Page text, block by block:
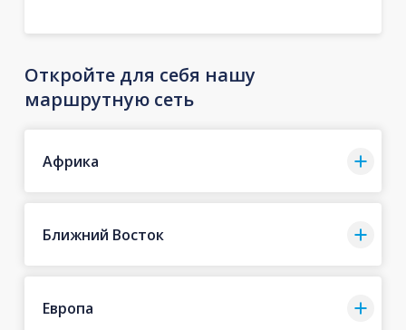
Откройте для себя нашу
маршрутную сеть
Африка
Ближний Восток
Европа